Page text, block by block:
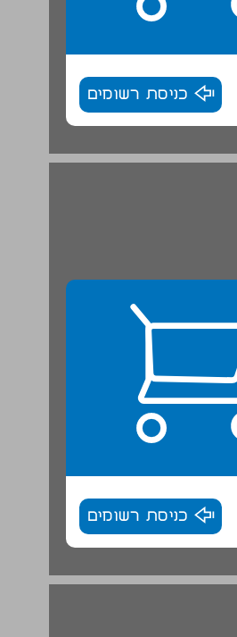
כניסת רשומים
כניסת רשומים